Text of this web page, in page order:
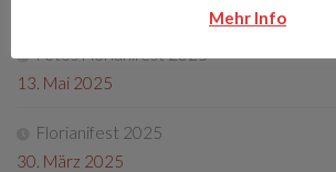
Fotos Florianifest 2025
13. Mai 2025
Florianifest 2025
30. März 2025
Mehr Info